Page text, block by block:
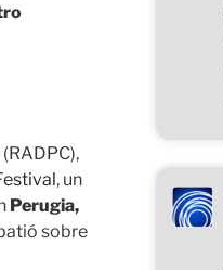
, un
Perugia,
sobre